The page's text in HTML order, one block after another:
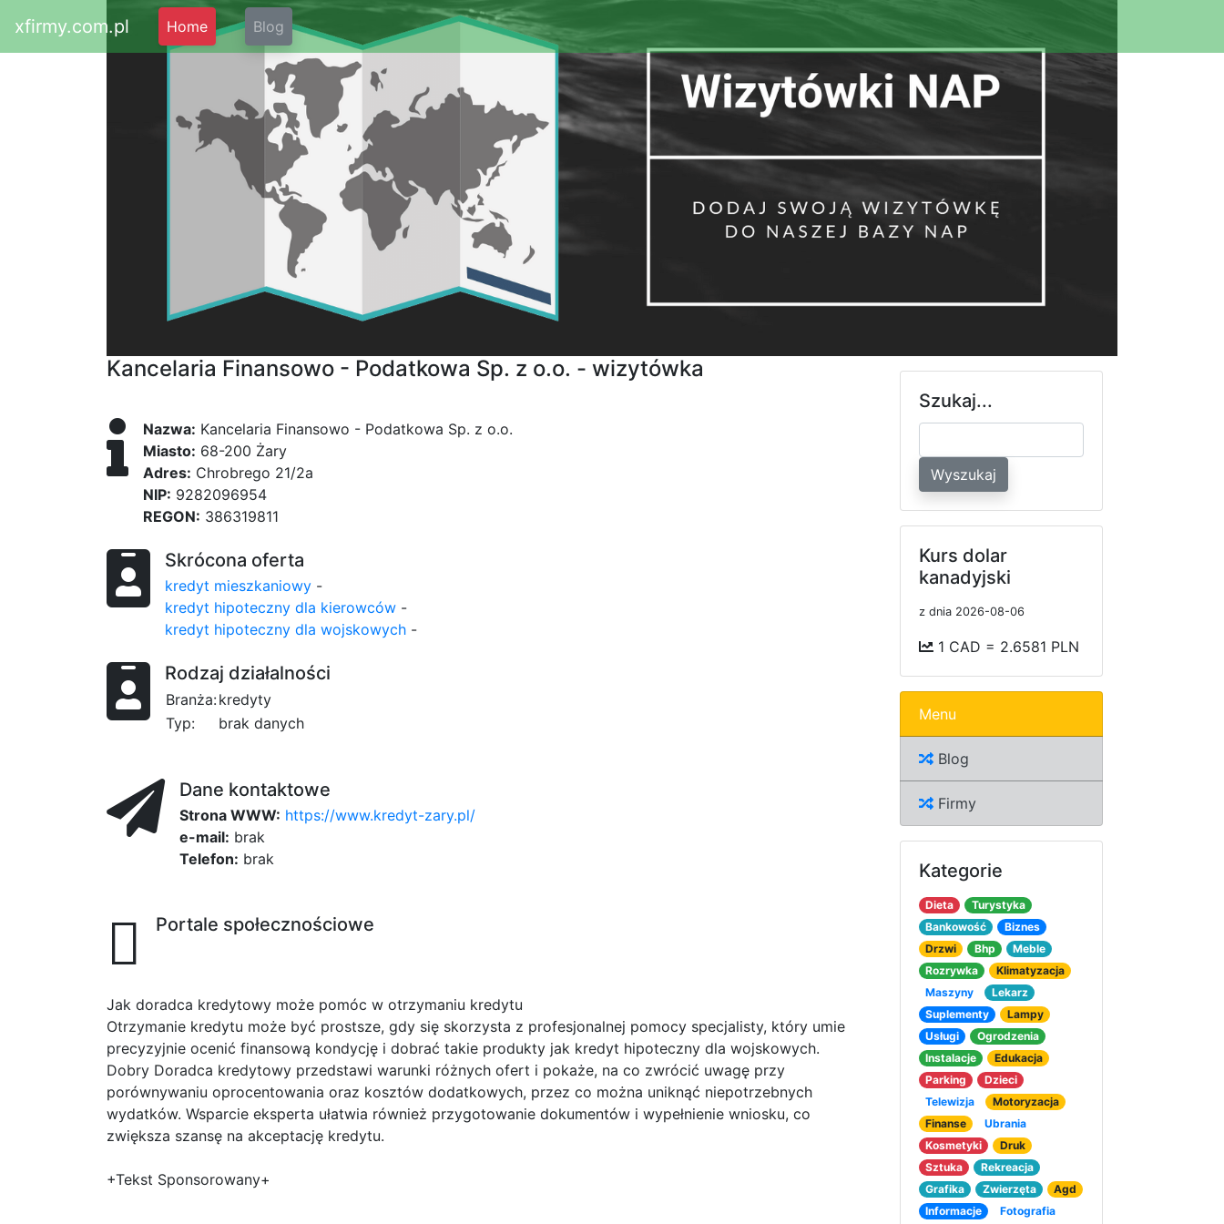
xfirmy.com.pl Home Blog
Kancelaria Finansowo - Podatkowa Sp. z o.o. - wizytówka
Nazwa: Kancelaria Finansowo - Podatkowa Sp. z o.o.
Miasto: 68-200 Żary
Adres: Chrobrego 21/2a
NIP: 9282096954
REGON: 386319811
Skrócona oferta
kredyt mieszkaniowy -
kredyt hipoteczny dla kierowców -
kredyt hipoteczny dla wojskowych -
Rodzaj działalności
Branża:kredyty
Typ:
brak danych
Dane kontaktowe
Strona WWW: https://www.kredyt-zary.pl/
e-mail: brak
Telefon: brak
Portale społecznościowe
Jak doradca kredytowy może pomóc w otrzymaniu kredytu
Otrzymanie kredytu może być prostsze, gdy się skorzysta z profesjonalnej pomocy specjalisty, który umie
precyzyjnie ocenić finansową kondycję i dobrać takie produkty jak kredyt hipoteczny dla wojskowych.
Dobry Doradca kredytowy przedstawi warunki różnych ofert i pokaże, na co zwrócić uwagę przy
porównywaniu oprocentowania oraz kosztów dodatkowych, przez co można uniknąć niepotrzebnych
wydatków. Wsparcie eksperta ułatwia również przygotowanie dokumentów i wypełnienie wniosku, co
zwiększa szansę na akceptację kredytu.
+Tekst Sponsorowany+
Szukaj...
Wyszukaj
Kurs dolar
kanadyjski
z dnia 2026-08-06
1 CAD = 2.6581 PLN
Menu
Blog
Firmy
Kategorie
Dieta
Turystyka
Bankowość
Biznes
Drzwi
Bhp
Meble
Rozrywka
Klimatyzacja
Maszyny
Lekarz
Suplementy
Lampy
Usługi
Ogrodzenia
Instalacje
Edukacja
Parking
Dzieci
Telewizja
Motoryzacja
Finanse
Ubrania
Kosmetyki
Druk
Sztuka
Rekreacja
Grafika
Zwierzęta
Agd
Informacje
Fotografia